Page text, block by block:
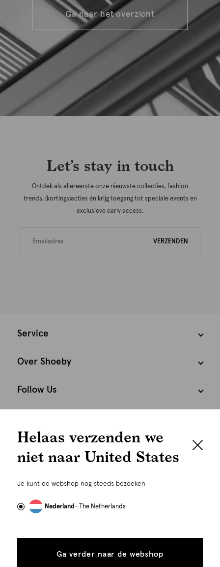
graag persoonlijk
gebruiken wij cookies en daarmee vergelijkbare
om advertenties te personaliseren...
tonen
toestaan
Ga naar het overzicht
Let’s stay in touch
Ontdek als allereerste onze nieuwste collecties, fashion
trends, (kortings)acties én krijg toegang tot speciale events en
exclusieve early access.
VERZENDEN
Service
Over Shoeby
Follow Us
Nederland Nederlands
Helaas verzenden we
niet naar United States
Je kunt de webshop nog steeds bezoeken
Nederland- The Netherlands
Ga verder naar de webshop